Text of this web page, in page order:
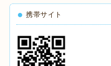
携帯サイト